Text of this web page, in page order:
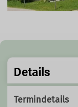
Details
Termindetails